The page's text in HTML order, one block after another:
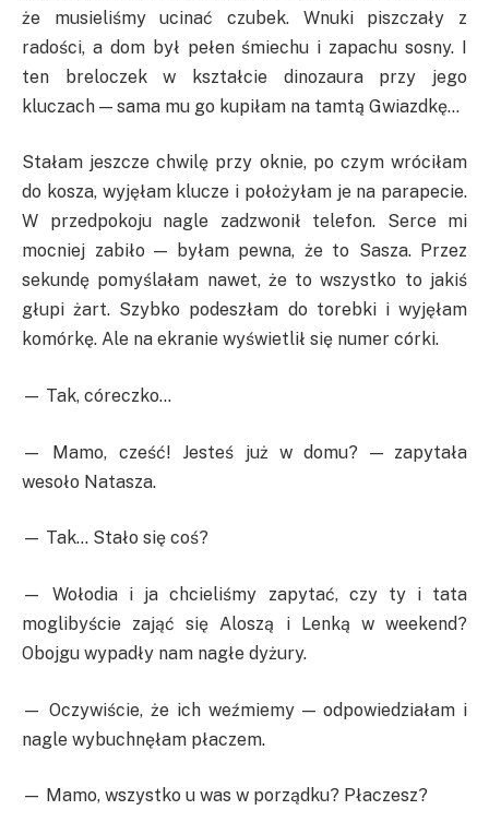
że musieliśmy ucinać czubek. Wnuki piszczały z
radości, a dom był pełen śmiechu i zapachu sosny. I
ten breloczek w kształcie dinozaura przy jego
kluczach — sama mu go kupiłam na tamtą Gwiazdkę…
Stałam jeszcze chwilę przy oknie, po czym wróciłam
do kosza, wyjęłam klucze i położyłam je na parapecie.
W przedpokoju nagle zadzwonił telefon. Serce mi
mocniej zabiło — byłam pewna, że to Sasza. Przez
sekundę pomyślałam nawet, że to wszystko to jakiś
głupi żart. Szybko podeszłam do torebki i wyjęłam
komórkę. Ale na ekranie wyświetlił się numer córki.
— Tak, córeczko…
— Mamo, cześć! Jesteś już w domu? — zapytała
wesoło Natasza.
— Tak… Stało się coś?
— Wołodia i ja chcieliśmy zapytać, czy ty i tata
moglibyście zająć się Aloszą i Lenką w weekend?
Obojgu wypadły nam nagłe dyżury.
— Oczywiście, że ich weźmiemy — odpowiedziałam i
nagle wybuchnęłam płaczem.
— Mamo, wszystko u was w porządku? Płaczesz?